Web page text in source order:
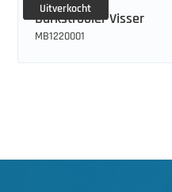
Uitverkocht
Barkstrooier Visser
MB1220001